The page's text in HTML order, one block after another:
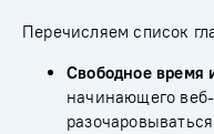
Перечисляем список
Свободное время
начинающего